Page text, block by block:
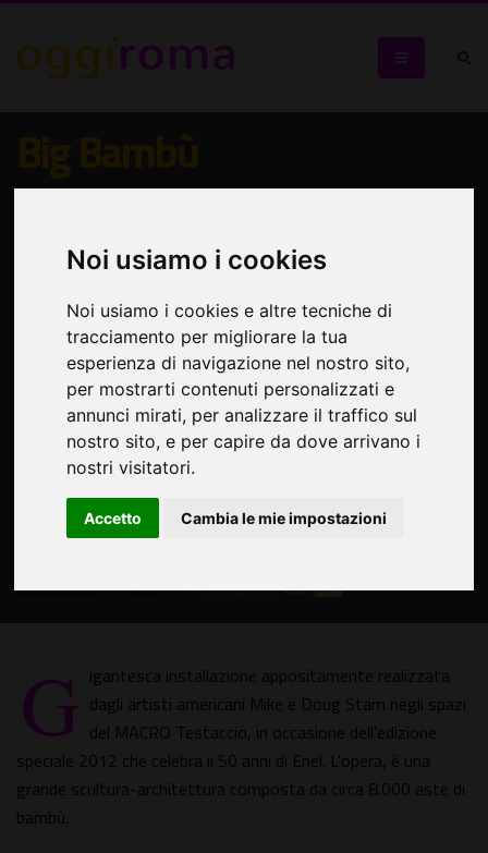
Noi usiamo i cookies
Noi usiamo i cookies e altre tecniche di
tracciamento per migliorare la tua
esperienza di navigazione nel nostro sito,
per mostrarti contenuti personalizzati e
annunci mirati, per analizzare il traffico sul
nostro sito, e per capire da dove arrivano i
nostri visitatori.
Accetto Cambia le mie impostazioni
G igantesca installazione appositamente realizzata
dagli artisti americani Mike e Doug Starn negli spazi
del MACRO Testaccio, in occasione dell’edizione
speciale 2012 che celebra ii 50 anni di Enel. L'opera, è una
grande scultura-architettura composta da circa 8.000 aste di
bambù.